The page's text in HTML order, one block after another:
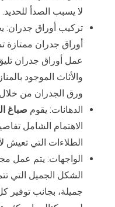
لا يسبب الصدأ للحديد.
تركيب أوراق
أوراق جدران ممتازة
عمل أوراق جدران
والأثاث الموجود
ورق الجدران من
الدهانات: يقوم صباغ ال
الاهتمام الشامل
الطلاءات التي
الواجهات: يتم عمل
الشكل الجميل التي
جميلة، بجانب توفير